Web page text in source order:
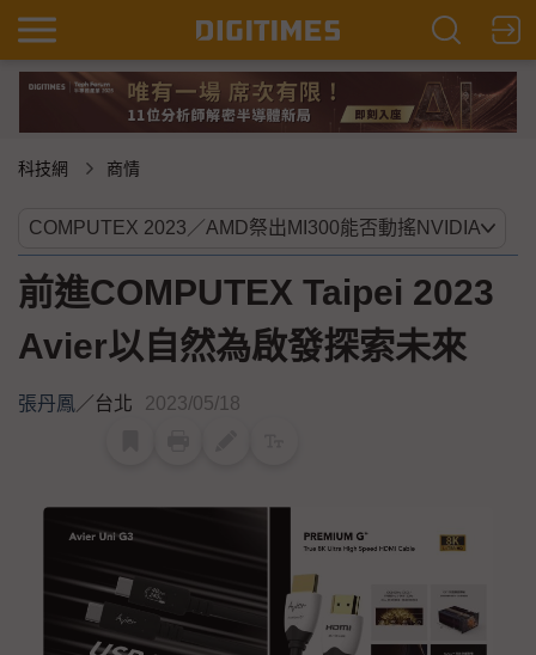
科技網 商情
前進COMPUTEX Taipei 2023
Avier以自然為啟發探索未來
張丹鳳／台北 2023/05/18